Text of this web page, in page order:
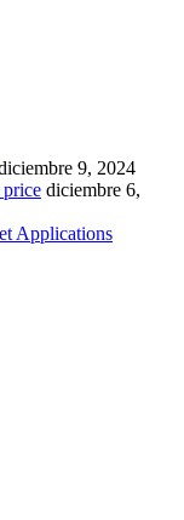
9, 2024
diciembre 6,
Applications